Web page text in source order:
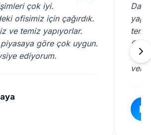
çok iyi.
ofisimiz için çağırdık.
ve temiz yapıyorlar.
piyasaya göre çok uygun.
ediyorum.
H